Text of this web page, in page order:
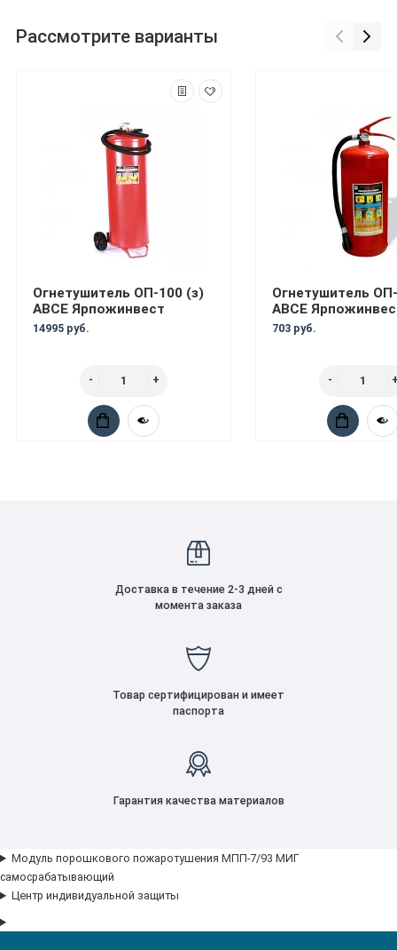
Рассмотрите варианты
Огнетушитель ОП-100 (з)
АВСЕ Ярпожинвест
14995 руб.
Огнетушитель
АВСЕ
703 руб.
Доставка в течение 2-3 дней с
момента заказа
Товар сертифицирован и имеет
паспорта
Гарантия качества материалов
Модуль порошкового пожаротушения МПП-7/93 МИГ
самосрабатывающий
Центр индивидуальной защиты